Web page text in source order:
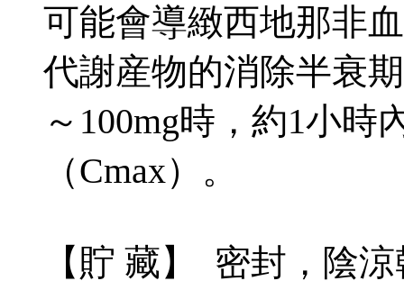
可能會導緻西地那非
代謝産物的消除半衰
～100mg時，約1小時
（Cmax）。
【貯 藏】 密封，陰